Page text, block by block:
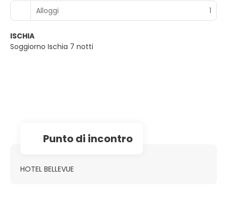
Alloggi 1
ISCHIA
Soggiorno Ischia 7 notti
Punto di incontro
HOTEL BELLEVUE